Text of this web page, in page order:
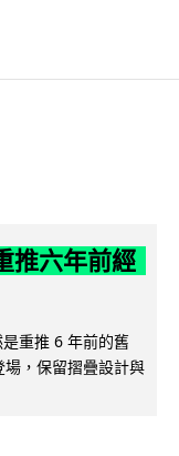
推六年前經
重推 6 年前的舊
，保留摺疊設計與